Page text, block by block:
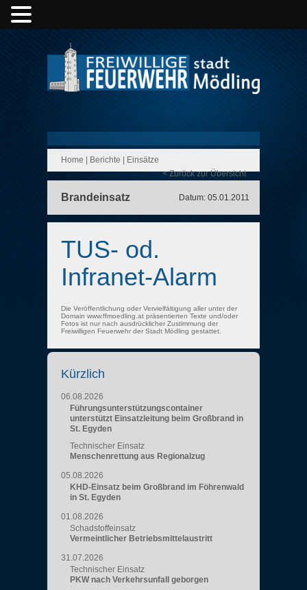
Home Berichte
Einsätze
< Zurück zur Übersicht
Brandeinsatz Datum: 05.01.2011
TUS- od.
Infranet-Alarm
Die Veröffentlichung oder Vervielfältigung aller unter der
Domain www.ffmoedling.at präsentierten Texte und/oder
Fotos ist nur nach ausdrücklicher Zustimmung der
Freiwilligen Feuerwehr der Stadt Mödling gestattet.
Kürzlich
06.08.2026
Führungsunterstützungscontainer
unterstützt Einsatzleitung beim Großbrand in
St. Egyden
Technischer Einsatz
Menschenrettung aus Regionalzug
05.08.2026
KHD-Einsatz beim Großbrand im Föhrenwald
in St. Egyden
01.08.2026
Schadstoffeinsatz
Vermeintlicher Betriebsmittelaustritt
31.07.2026
Technischer Einsatz
PKW nach Verkehrsunfall geborgen